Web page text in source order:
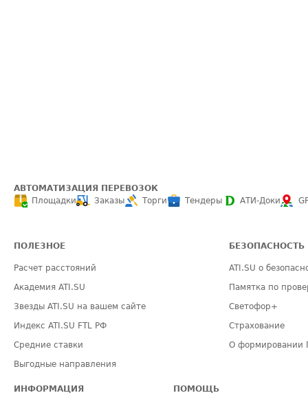
АВТОМАТИЗАЦИЯ ПЕРЕВОЗОК
Площадки
Заказы Торги Тендеры АТИ-Доки
ПОЛЕЗНОЕ
Расчет расстояний
Академия ATI.SU
Звезды ATI.SU на вашем сайте
Индекс ATI.SU FTL РФ
Средние ставки
Выгодные направления
БЕЗОПАСНОСТЬ
ATI.SU о
Памятка по
Светофор+
Страхование
О формировании
ИНФОРМАЦИЯ ПОМОЩЬ